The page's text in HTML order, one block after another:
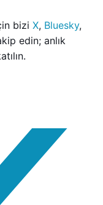
bizi X, Bluesky,
edin; anlık